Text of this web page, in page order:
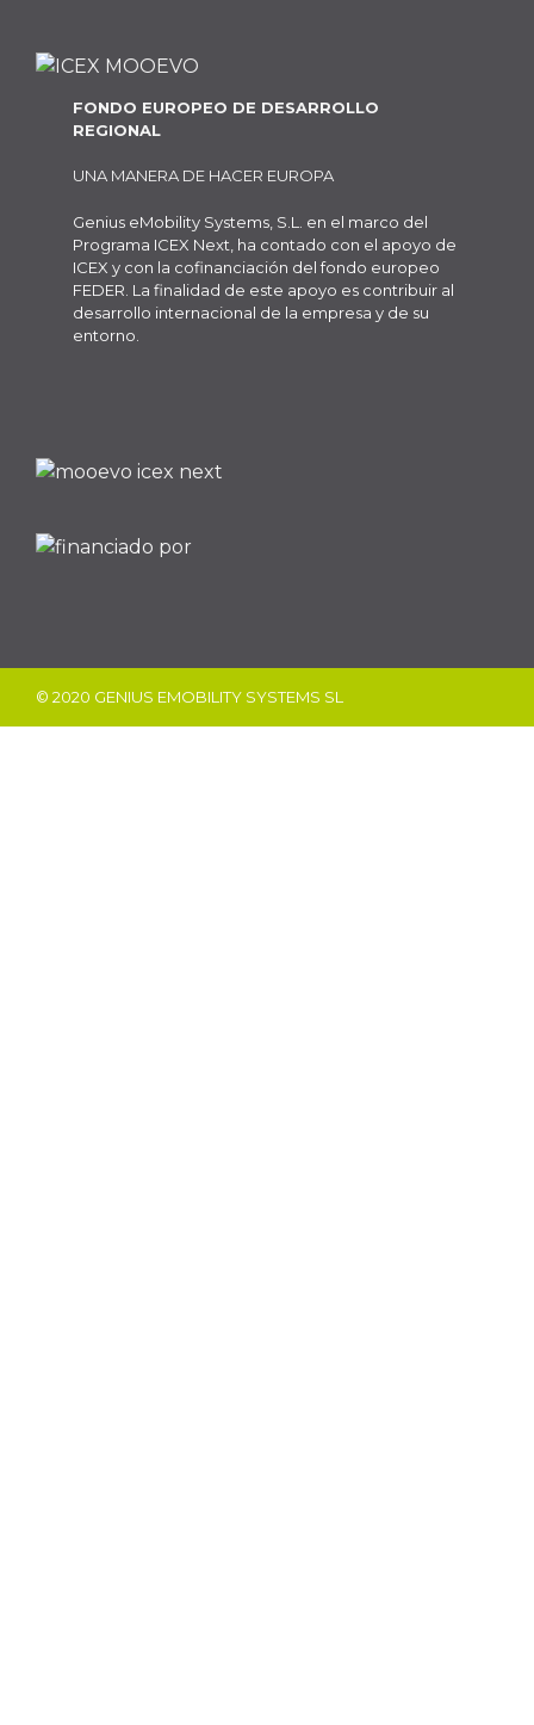
FONDO EUROPEO DE DESARROLLO
REGIONAL
UNA MANERA DE HACER EUROPA
Genius eMobility Systems, S.L. en el marco del
Programa ICEX Next, ha contado con el apoyo de
ICEX y con la cofinanciación del fondo europeo
FEDER. La finalidad de este apoyo es contribuir al
desarrollo internacional de la empresa y de su
entorno.
© 2020 GENIUS EMOBILITY SYSTEMS SL